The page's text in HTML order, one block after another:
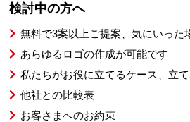
検討中の方へ
無料で3案以上ご提案、気にいった
あらゆるロゴの作成が可能です
私たちがお役に立てるケース、立
他社との比較表
お客さまへのお約束